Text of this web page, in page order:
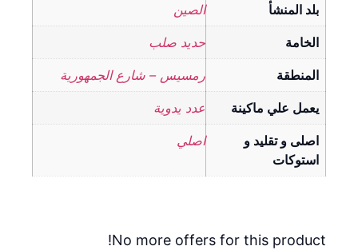
بلد المنشأ الصين
الخامة حديد صلب
المنطقة رمسيس – شارع الجمهورية
يعمل علي ماكينة عدد يدوية
اصلى و تقليد و
استوكات
اصلي
No more offers for this product!